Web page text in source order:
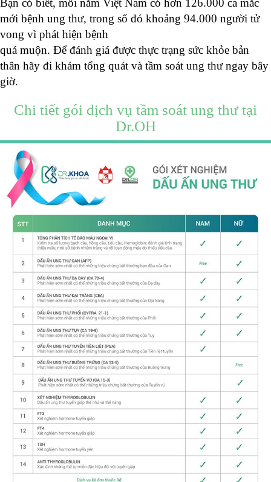
Bạn có biết, mỗi năm Việt Nam có hơn 126.000 ca mắc
mới bệnh ung thư, trong số đó khoảng 94.000 người tử
vong vì phát hiện bệnh
quá muộn. Để đánh giá được thực trạng sức khỏe bản
thân hãy đi khám tổng quát và tầm soát ung thư ngay bây
giờ.
Chi tiết gói dịch vụ tầm soát ung thư tại
Dr.OH